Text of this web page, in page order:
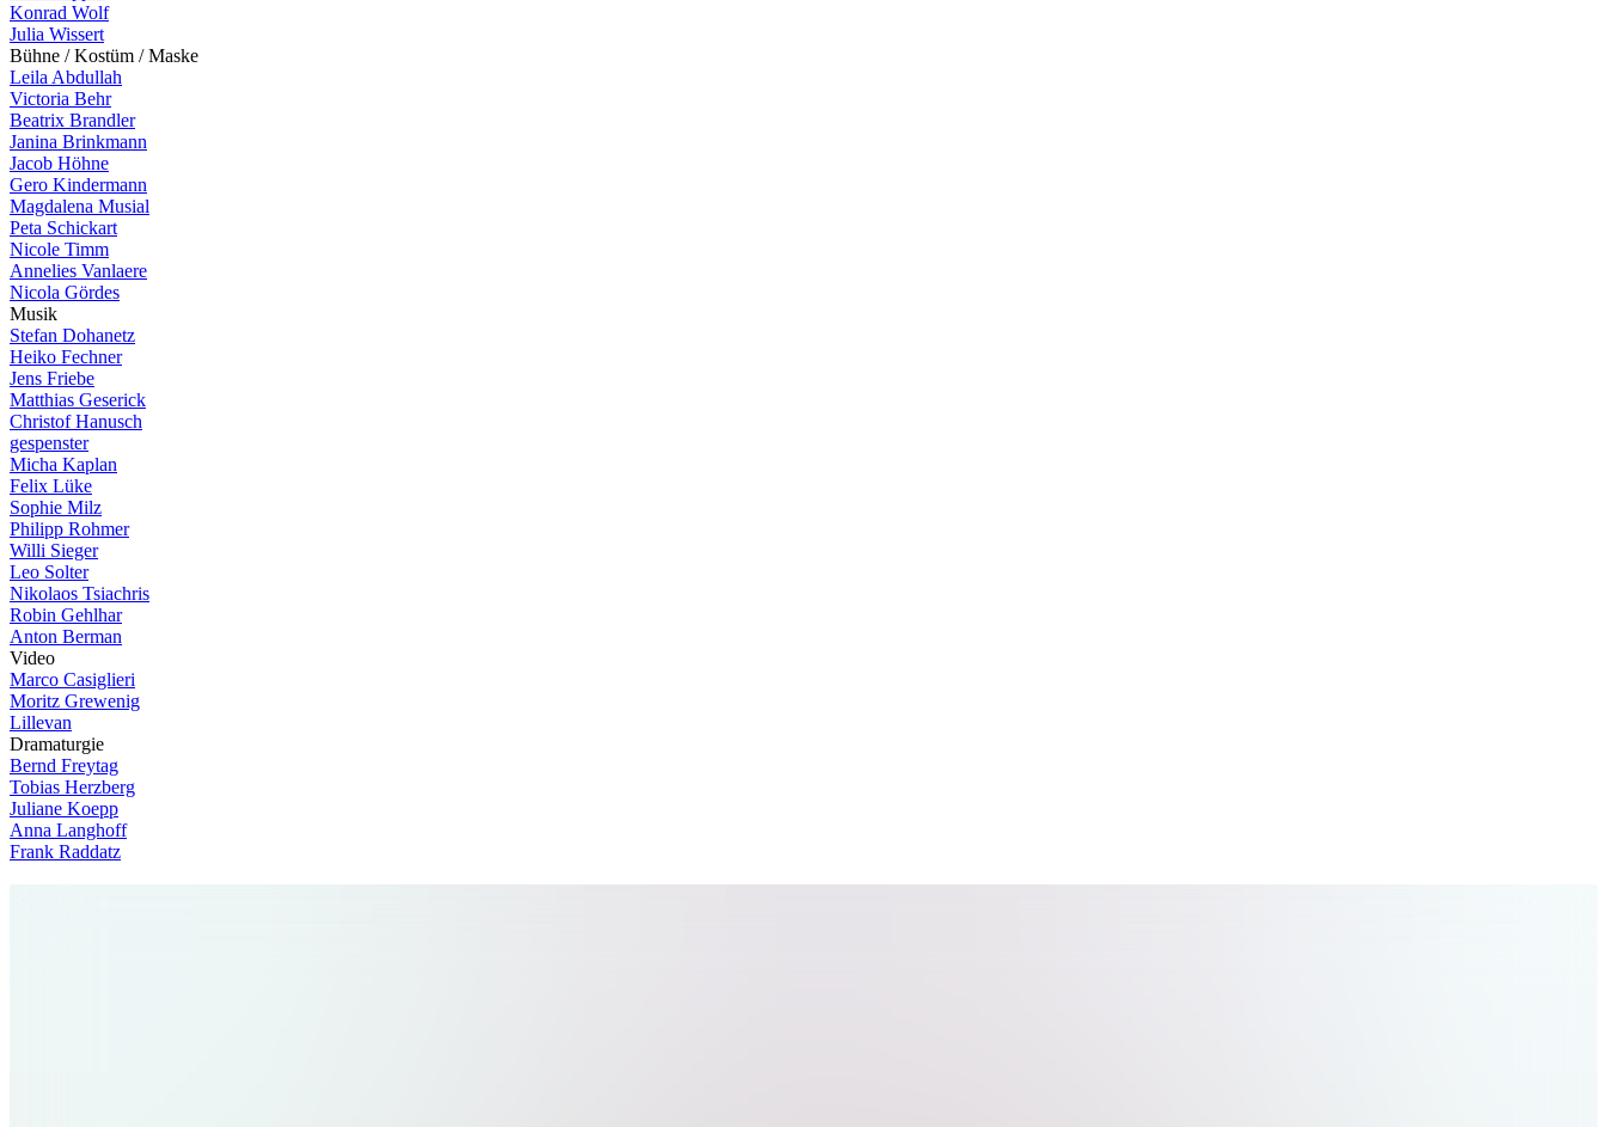
Konrad Wolf
Julia Wissert
Bühne / Kostüm / Maske
Leila Abdullah
Victoria Behr
Beatrix Brandler
Janina Brinkmann
Jacob Höhne
Gero Kindermann
Magdalena Musial
Peta Schickart
Nicole Timm
Annelies Vanlaere
Nicola Gördes
Musik
Stefan Dohanetz
Heiko Fechner
Jens Friebe
Matthias Geserick
Christof Hanusch
gespenster
Micha Kaplan
Felix Lüke
Sophie Milz
Philipp Rohmer
Willi Sieger
Leo Solter
Nikolaos Tsiachris
Robin Gehlhar
Anton Berman
Video
Marco Casiglieri
Moritz Grewenig
Lillevan
Dramaturgie
Bernd Freytag
Tobias Herzberg
Juliane Koepp
Anna Langhoff
Frank Raddatz